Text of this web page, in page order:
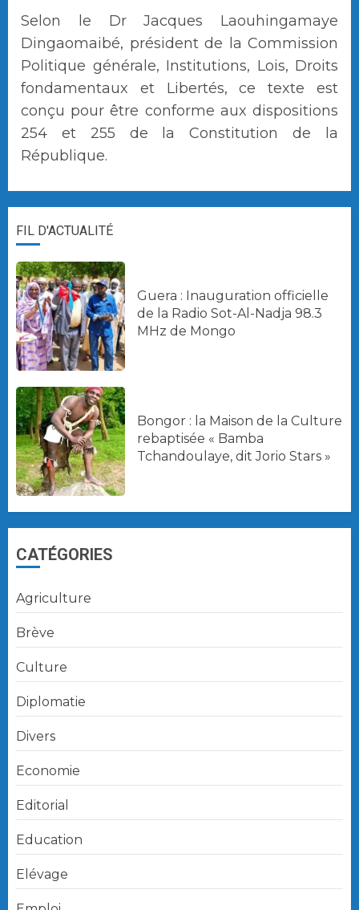
Selon le Dr Jacques Laouhingamaye
Dingaomaibé, président de la Commission
Politique générale, Institutions, Lois, Droits
fondamentaux et Libertés, ce texte est
conçu pour être conforme aux dispositions
254 et 255 de la Constitution de la
République.
FIL D'ACTUALITÉ
Guera : Inauguration officielle
de la Radio Sot-Al-Nadja 98.3
MHz de Mongo
Bongor : la Maison de la Culture
rebaptisée « Bamba
Tchandoulaye, dit Jorio Stars »
CATÉGORIES
Agriculture
Brève
Culture
Diplomatie
Divers
Economie
Editorial
Education
Elévage